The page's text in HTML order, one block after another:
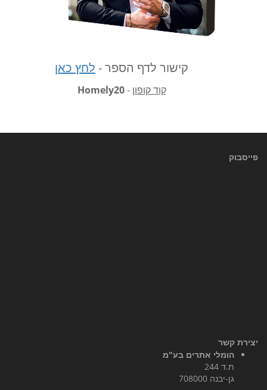
קישור לדף הספר - לחץ כאן
קוד קופון -
Homely20
פייסבוק
יצירת קשר
הומלי אתרים בע"מ
ת.ד 244
גן-יבנה 708000